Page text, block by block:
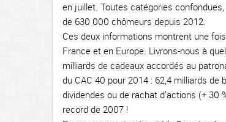
en juillet. Toutes catégories
de 630 000 chômeurs depuis 2012.
Ces deux informations montrent une
France et en Europe. Livrons-nous à
milliards de cadeaux accordés au
du CAC 40 pour 2014 : 62,4 milliards
dividendes ou de rachat d’actions (+ 30
record de 2007 !